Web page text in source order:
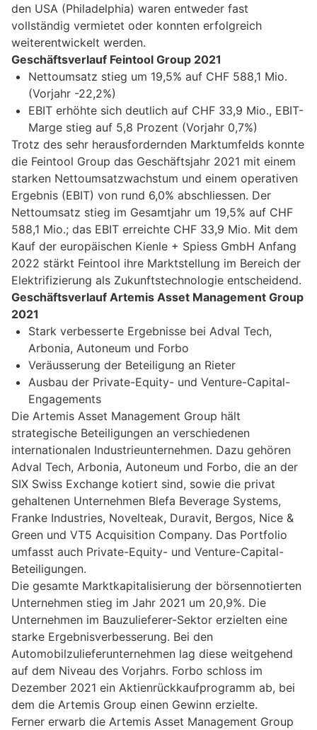
den USA (Philadelphia) waren entweder fast
vollständig vermietet oder konnten erfolgreich
weiterentwickelt werden.
Geschäftsverlauf Feintool Group 2021
Nettoumsatz stieg um 19,5% auf CHF 588,1 Mio.
(Vorjahr -22,2%)
EBIT erhöhte sich deutlich auf CHF 33,9 Mio., EBIT-
Marge stieg auf 5,8 Prozent (Vorjahr 0,7%)
Trotz des sehr herausfordernden Marktumfelds konnte
die Feintool Group das Geschäftsjahr 2021 mit einem
starken Nettoumsatzwachstum und einem operativen
Ergebnis (EBIT) von rund 6,0% abschliessen. Der
Nettoumsatz stieg im Gesamtjahr um 19,5% auf CHF
588,1 Mio.; das EBIT erreichte CHF 33,9 Mio. Mit dem
Kauf der europäischen Kienle + Spiess GmbH Anfang
2022 stärkt Feintool ihre Marktstellung im Bereich der
Elektrifizierung als Zukunftstechnologie entscheidend.
Geschäftsverlauf Artemis Asset Management Group
2021
Stark verbesserte Ergebnisse bei Adval Tech,
Arbonia, Autoneum und Forbo
Veräusserung der Beteiligung an Rieter
Ausbau der Private-Equity- und Venture-Capital-
Engagements
Die Artemis Asset Management Group hält
strategische Beteiligungen an verschiedenen
internationalen Industrieunternehmen. Dazu gehören
Adval Tech, Arbonia, Autoneum und Forbo, die an der
SIX Swiss Exchange kotiert sind, sowie die privat
gehaltenen Unternehmen Blefa Beverage Systems,
Franke Industries, Novelteak, Duravit, Bergos, Nice &
Green und VT5 Acquisition Company. Das Portfolio
umfasst auch Private-Equity- und Venture-Capital-
Beteiligungen.
Die gesamte Marktkapitalisierung der börsennotierten
Unternehmen stieg im Jahr 2021 um 20,9%. Die
Unternehmen im Bauzulieferer-Sektor erzielten eine
starke Ergebnisverbesserung. Bei den
Automobilzulieferunternehmen lag diese weitgehend
auf dem Niveau des Vorjahrs. Forbo schloss im
Dezember 2021 ein Aktienrückkaufprogramm ab, bei
dem die Artemis Group einen Gewinn erzielte.
Ferner erwarb die Artemis Asset Management Group